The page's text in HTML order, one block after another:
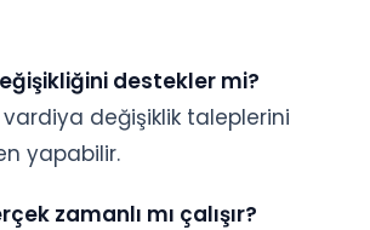
destekler mi?
vardiya değişiklik taleplerini
yapabilir.
zamanlı mı çalışır?